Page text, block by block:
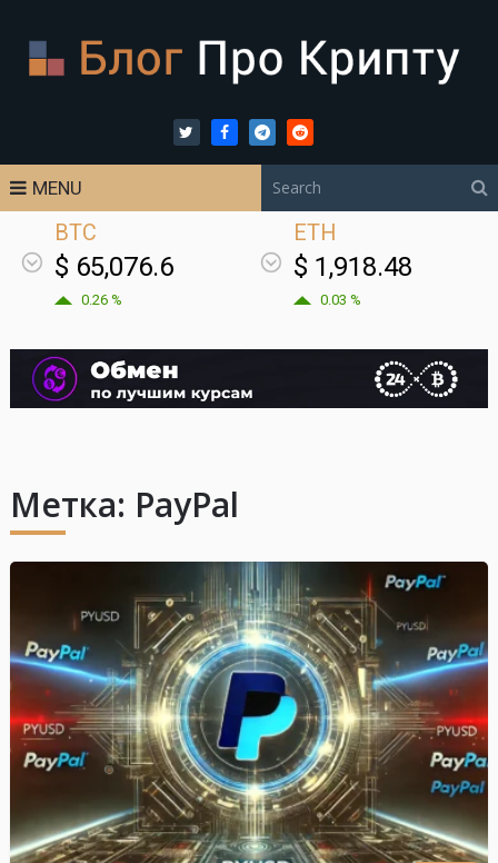
MENU
BTC
$ 65,076.6
0.26 %
ETH
$ 1,918.48
0.03 %
Метка: PayPal